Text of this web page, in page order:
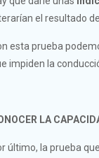
el resultado
esta prueba
impiden la
LA
último, la prueba